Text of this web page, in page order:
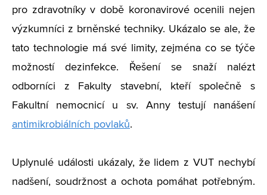
pro zdravotníky v době koronavirové ocenili nejen
výzkumníci z brněnské techniky. Ukázalo se ale, že
tato technologie má své limity, zejména co se týče
možností dezinfekce. Řešení se snaží nalézt
odborníci z Fakulty stavební, kteří společně s
Fakultní nemocnicí u sv. Anny testují nanášení
antimikrobiálních povlaků.
Uplynulé události ukázaly, že lidem z VUT nechybí
nadšení, soudržnost a ochota pomáhat potřebným.